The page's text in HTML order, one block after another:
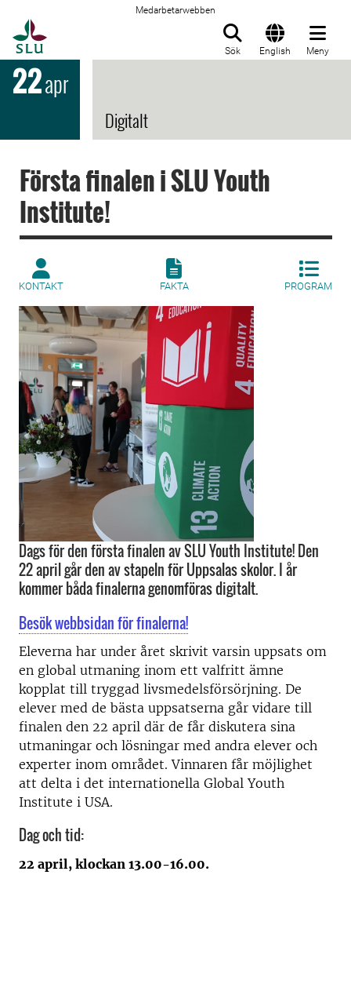
Medarbetarwebben
Sök English Meny
22apr
Digitalt
Första finalen i SLU Youth
Institute!
KONTAKT FAKTA PROGRAM
Dags för den första finalen av SLU Youth Institute! Den
22 april går den av stapeln för Uppsalas skolor. I år
kommer båda finalerna genomföras digitalt.
Besök webbsidan för finalerna!
Eleverna har under året skrivit varsin uppsats om
en global utmaning inom ett valfritt ämne
kopplat till tryggad livsmedelsförsörjning. De
elever med de bästa uppsatserna går vidare till
finalen den 22 april där de får diskutera sina
utmaningar och lösningar med andra elever och
experter inom området. Vinnaren får möjlighet
att delta i det internationella Global Youth
Institute i USA.
Dag och tid:
22 april, klockan 13.00-16.00.